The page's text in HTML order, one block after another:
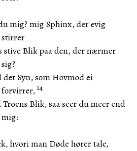
mig? mig Sphinx, der evig
stirrer
Blik paa den, der nærmer
sig?
det Syn, som Hovmod ei
forvirrer, 14
Blik, saa seer du meer end
mig:
hvori man Døde hører tale,